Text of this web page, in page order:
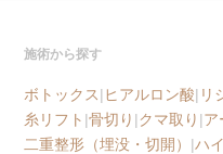
施術から探す
ボトックス|ヒアルロン酸| リ
糸リフト |骨切り |クマ取り |ア
二重整形（埋没・切開） |ハ